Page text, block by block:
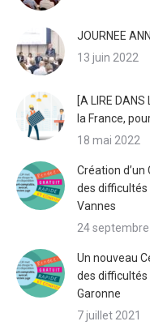
JOURNEE
13 juin 2022
[A LIRE
la France,
18 mai 2022
Création
des difficultés
Vannes
24 septembre
Un nouveau
des
Garonne
7 juillet 2021